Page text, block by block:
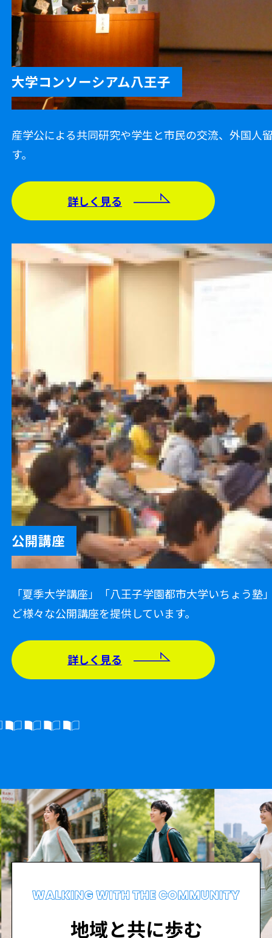
大学コンソーシアム八王子
産学公による共同研究や学生と市民の交流、外国人
す。
詳しく見る
公開講座
「夏季大学講座」「八王子学園都市大学いちょう
ど様々な公開講座を提供しています。
詳しく見る
地域と共に歩む